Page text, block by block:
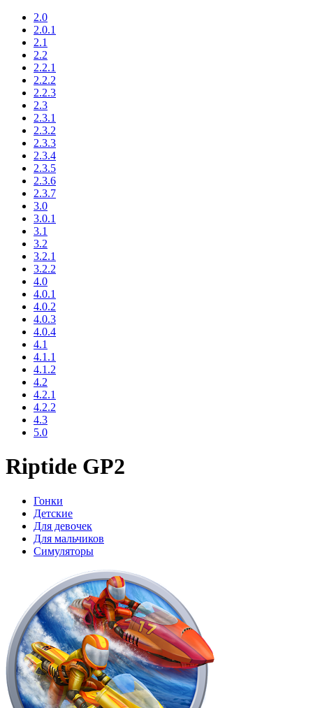
2.0
2.0.1
2.1
2.2
2.2.1
2.2.2
2.2.3
2.3
2.3.1
2.3.2
2.3.3
2.3.4
2.3.5
2.3.6
2.3.7
3.0
3.0.1
3.1
3.2
3.2.1
3.2.2
4.0
4.0.1
4.0.2
4.0.3
4.0.4
4.1
4.1.1
4.1.2
4.2
4.2.1
4.2.2
4.3
5.0
Riptide GP2
Гонки
Детские
Для девочек
Для мальчиков
Симуляторы